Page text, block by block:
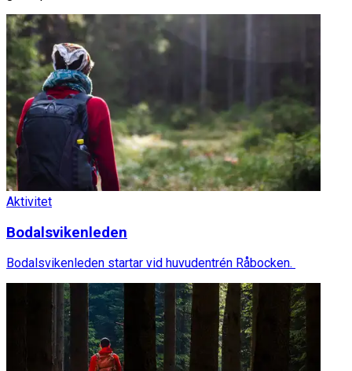
Aktivitet
Bodalsvikenleden
Bodalsvikenleden startar vid huvudentrén Råbocken.